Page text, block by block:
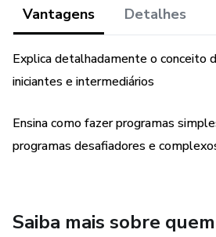
Vantagens Detalhes
Explica detalhadamente o conceito
iniciantes e intermediários
Ensina como fazer programas
programas desafiadores e
Saiba mais sobre